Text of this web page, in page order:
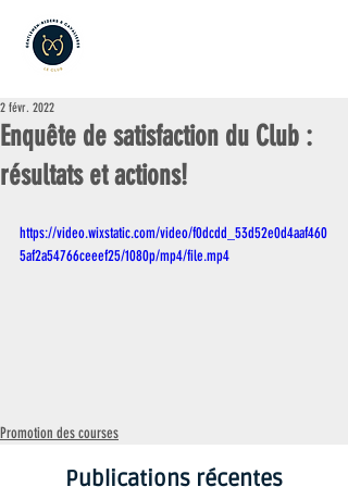
Enquête de satisfaction du Club :
résultats et actions!
2 févr. 2022
https://video.wixstatic.com/video/f0dcdd_53d52e0d4aaf460
5af2a54766ceeef25/1080p/mp4/file.mp4
Promotion des courses
Publications récentes